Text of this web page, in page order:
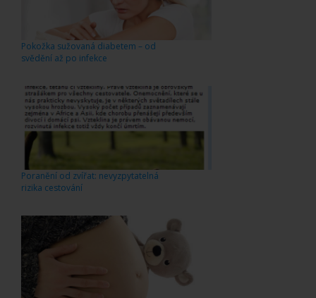
Pokožka sužovaná diabetem – od
svědění až po infekce
Poranění od zvířat: nevyzpytatelná
rizika cestování